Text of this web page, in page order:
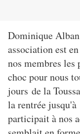
Dominique
association est
nos membres les
choc pour nous
jours de la
la rentrée
participait à nos